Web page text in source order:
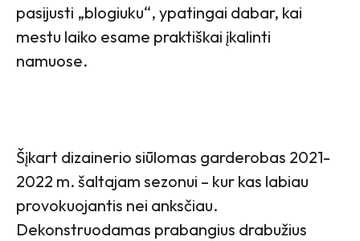
pasijusti „blogiuku“, ypatingai dabar, kai
mestu laiko esame praktiškai įkalinti
namuose.
Šįkart dizainerio siūlomas garderobas 2021-
2022 m. šaltajam sezonui – kur kas labiau
provokuojantis nei anksčiau.
Dekonstruodamas prabangius drabužius